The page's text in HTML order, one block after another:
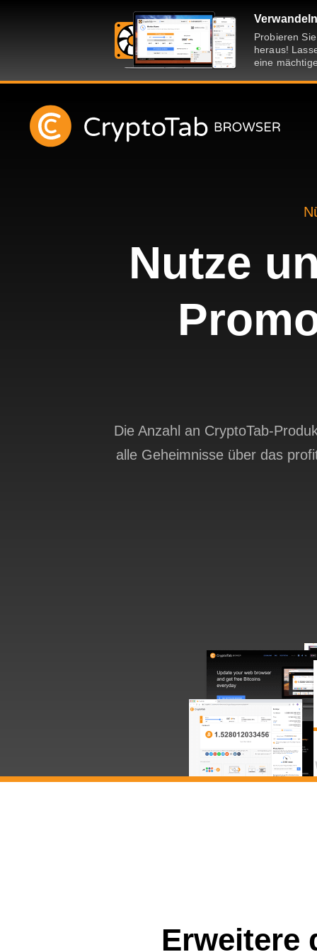
Probieren
heraus!
eine
Nutze
Die Anzahl an CryptoTab-
alle Geheimnisse über das
Erweitere